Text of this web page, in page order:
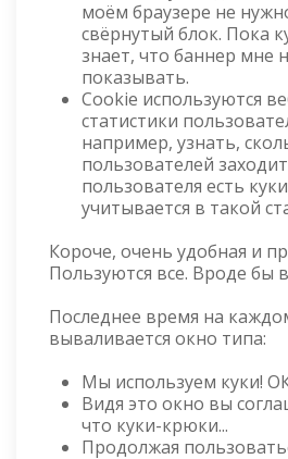
моём браузере не
свёрнутый блок. Пока
знает, что баннер мне
показывать.
Cookie используются
статистики
например, узнать,
пользователей
пользователя есть
учитывается в такой
Короче, очень удобная и
Пользуются все. Вроде бы
Последнее время на
вываливается окно типа:
Мы используем куки!
Видя это окно вы
что куки-крюки...
Продолжая